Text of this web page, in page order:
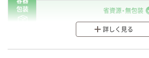
包装
省資源・無包装
分別・リサイクルしや
詳しく見る